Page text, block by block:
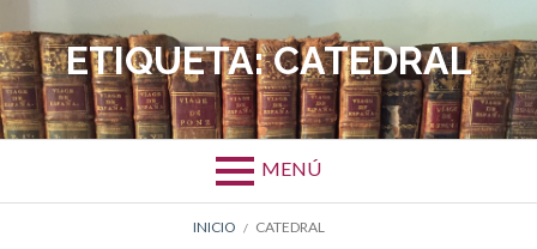
al
contenidoETIQUETA:CATEDRAL
MENÚ
INICIO CATEDRAL